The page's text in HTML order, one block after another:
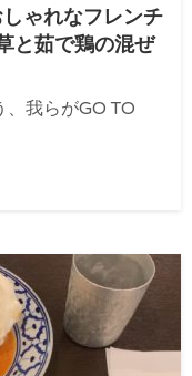
ゃれなフレンチ
茹で鶏の混ぜ
、我らがGO TO